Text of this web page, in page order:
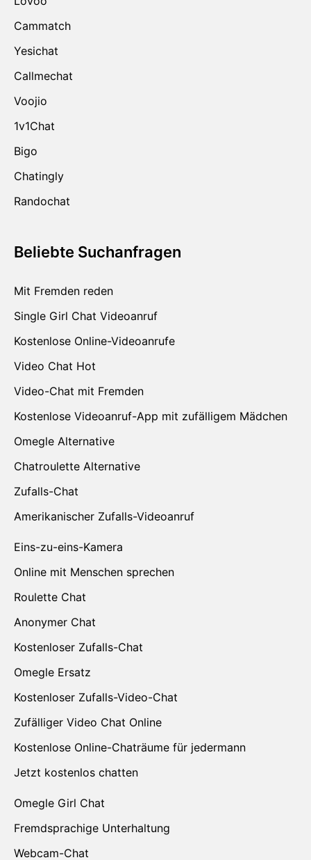
Cammatch
Yesichat
Callmechat
Voojio
1v1Chat
Bigo
Chatingly
Randochat
Beliebte Suchanfragen
Mit Fremden reden
Single Girl Chat Videoanruf
Kostenlose Online-Videoanrufe
Video Chat Hot
Video-Chat mit Fremden
Kostenlose Videoanruf-App mit zufälligem Mädchen
Omegle Alternative
Chatroulette Alternative
Zufalls-Chat
Amerikanischer Zufalls-Videoanruf
Eins-zu-eins-Kamera
Online mit Menschen sprechen
Roulette Chat
Anonymer Chat
Kostenloser Zufalls-Chat
Omegle Ersatz
Kostenloser Zufalls-Video-Chat
Zufälliger Video Chat Online
Kostenlose Online-Chaträume für jedermann
Jetzt kostenlos chatten
Omegle Girl Chat
Fremdsprachige Unterhaltung
Webcam-Chat